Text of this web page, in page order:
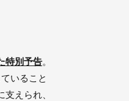
特別予告。
いること
えられ、